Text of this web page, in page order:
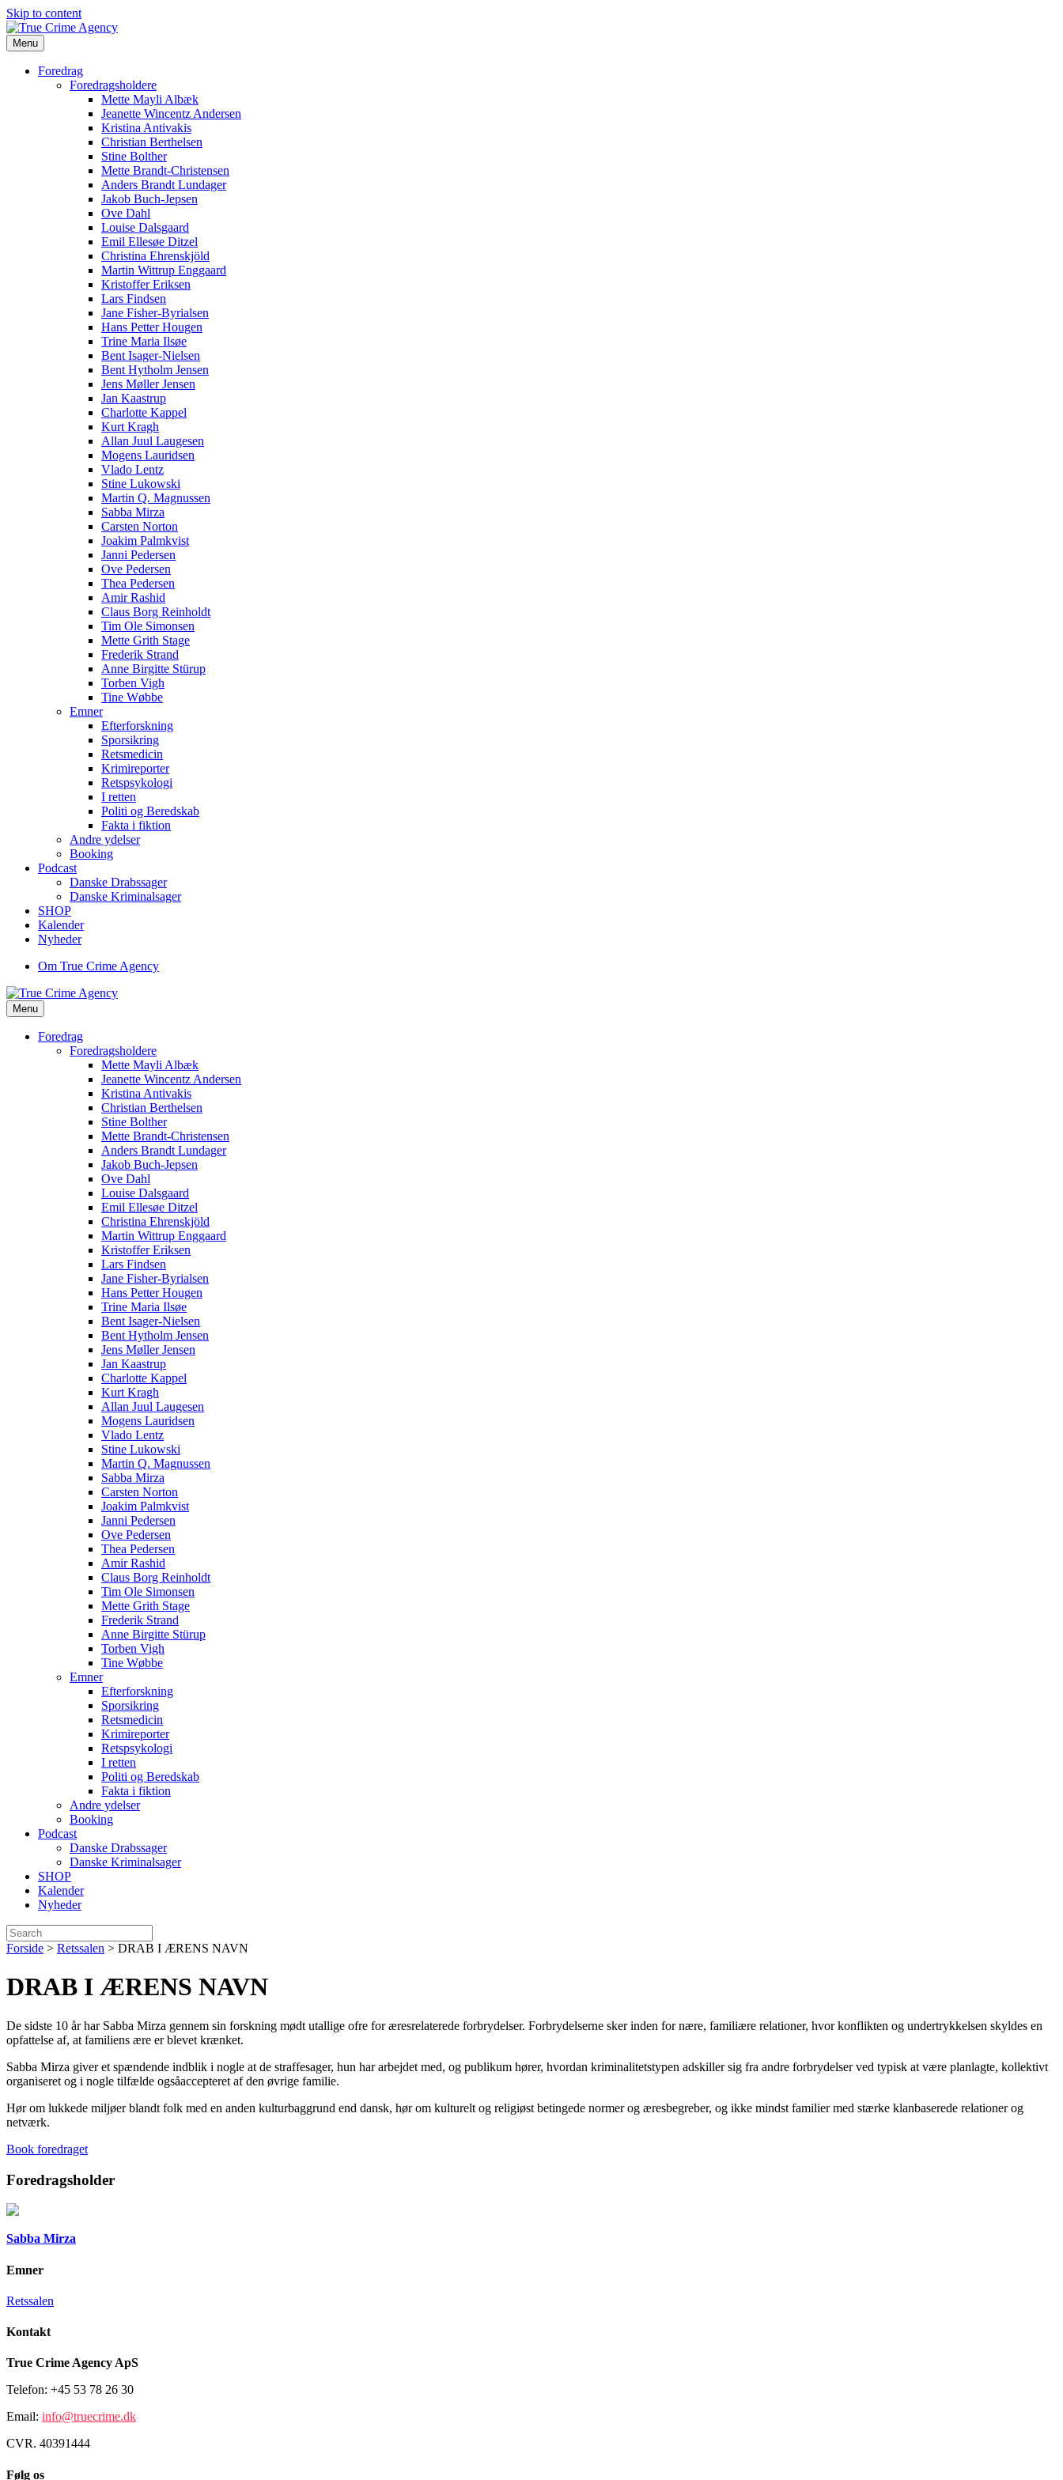
Skip to content
Menu
Foredrag
Foredragsholdere
Mette Mayli Albæk
Jeanette Wincentz Andersen
Kristina Antivakis
Christian Berthelsen
Stine Bolther
Mette Brandt-Christensen
Anders Brandt Lundager
Jakob Buch-Jepsen
Ove Dahl
Louise Dalsgaard
Emil Ellesøe Ditzel
Christina Ehrenskjöld
Martin Wittrup Enggaard
Kristoffer Eriksen
Lars Findsen
Jane Fisher-Byrialsen
Hans Petter Hougen
Trine Maria Ilsøe
Bent Isager-Nielsen
Bent Hytholm Jensen
Jens Møller Jensen
Jan Kaastrup
Charlotte Kappel
Kurt Kragh
Allan Juul Laugesen
Mogens Lauridsen
Vlado Lentz
Stine Lukowski
Martin Q. Magnussen
Sabba Mirza
Carsten Norton
Joakim Palmkvist
Janni Pedersen
Ove Pedersen
Thea Pedersen
Amir Rashid
Claus Borg Reinholdt
Tim Ole Simonsen
Mette Grith Stage
Frederik Strand
Anne Birgitte Stürup
Torben Vigh
Tine Wøbbe
Emner
Efterforskning
Sporsikring
Retsmedicin
Krimireporter
Retspsykologi
I retten
Politi og Beredskab
Fakta i fiktion
Andre ydelser
Booking
Podcast
Danske Drabssager
Danske Kriminalsager
SHOP
Kalender
Nyheder
Om True Crime Agency
Menu
Foredrag
Foredragsholdere
Mette Mayli Albæk
Jeanette Wincentz Andersen
Kristina Antivakis
Christian Berthelsen
Stine Bolther
Mette Brandt-Christensen
Anders Brandt Lundager
Jakob Buch-Jepsen
Ove Dahl
Louise Dalsgaard
Emil Ellesøe Ditzel
Christina Ehrenskjöld
Martin Wittrup Enggaard
Kristoffer Eriksen
Lars Findsen
Jane Fisher-Byrialsen
Hans Petter Hougen
Trine Maria Ilsøe
Bent Isager-Nielsen
Bent Hytholm Jensen
Jens Møller Jensen
Jan Kaastrup
Charlotte Kappel
Kurt Kragh
Allan Juul Laugesen
Mogens Lauridsen
Vlado Lentz
Stine Lukowski
Martin Q. Magnussen
Sabba Mirza
Carsten Norton
Joakim Palmkvist
Janni Pedersen
Ove Pedersen
Thea Pedersen
Amir Rashid
Claus Borg Reinholdt
Tim Ole Simonsen
Mette Grith Stage
Frederik Strand
Anne Birgitte Stürup
Torben Vigh
Tine Wøbbe
Emner
Efterforskning
Sporsikring
Retsmedicin
Krimireporter
Retspsykologi
I retten
Politi og Beredskab
Fakta i fiktion
Andre ydelser
Booking
Podcast
Danske Drabssager
Danske Kriminalsager
SHOP
Kalender
Nyheder
Forside > Retssalen > DRAB I ÆRENS NAVN
DRAB I ÆRENS NAVN
De sidste 10 år har Sabba Mirza gennem sin forskning mødt utallige ofre for æresrelaterede forbrydelser. Forbrydelserne sker inden for nære, familiære relationer, hvor konflikten og undertrykkelsen skyldes en
opfattelse af, at familiens ære er blevet krænket.
Sabba Mirza giver et spændende indblik i nogle at de straffesager, hun har arbejdet med, og publikum hører, hvordan kriminalitetstypen adskiller sig fra andre forbrydelser ved typisk at være planlagte, kollektivt
organiseret og i nogle tilfælde ogsåaccepteret af den øvrige familie.
Hør om lukkede miljøer blandt folk med en anden kulturbaggrund end dansk, hør om kulturelt og religiøst betingede normer og æresbegreber, og ikke mindst familier med stærke klanbaserede relationer og
netværk.
Book foredraget
Foredragsholder
Sabba Mirza
Emner
Retssalen
Kontakt
True Crime Agency ApS
Telefon: +45 53 78 26 30
Email: info@truecrime.dk
CVR. 40391444
Følg os